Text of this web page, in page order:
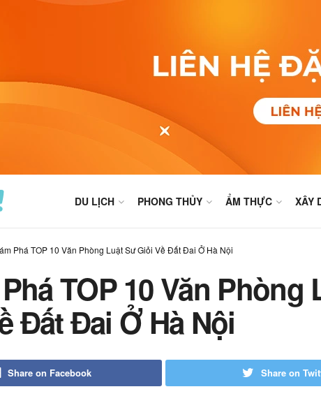
DU LỊCH PHONG THỦY ẨM THỰC XÂY
Phá TOP 10 Văn Phòng Luật Sư Giỏi Về Đất Đai Ở Hà Nội
TOP 10 Văn Phòng
Đất Đai Ở Hà Nội
Share on Facebook Share on